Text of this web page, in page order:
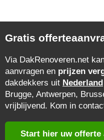
Gratis
Via DakRenoveren.net
aanvragen en prijzen
dakdekkers uit Nederland
Brugge, Antwerpen,
vrijblijvend. Kom in
Start hier uw offerte